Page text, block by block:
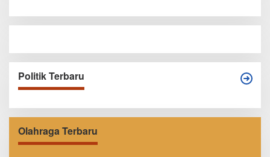
Politik Terbaru
Olahraga Terbaru